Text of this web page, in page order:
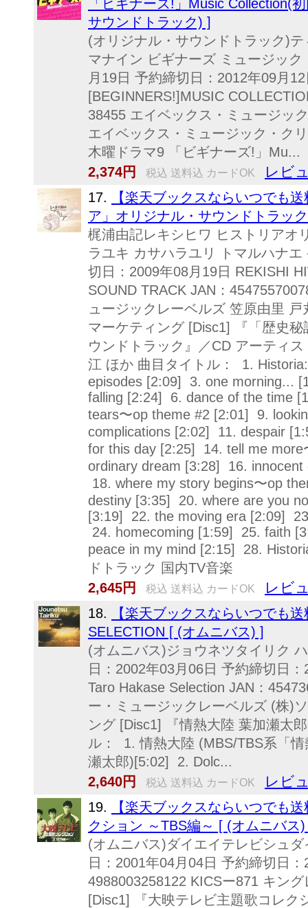
「ビギナーズ!」Music Collection(
サウンドトラック) ]
(オリジナル・サウンドトラック)
マナイン ビギナーズ ミュージッ
月19日 予約締切日：2012年09月
[BEGINNERS!]MUSIC
38455 エイベックス・ミュージッ
エイベックス・ミュージック・ク
木曜ドラマ9 「ビギナーズ!」Mu...
2,374円
税込 送料込 カードOK レビ
17.
【楽天ブックスならいつでも
ア」オリジナル・サウンドトラッ
梶浦由記レキシヒワ ヒストリアオ
ラユキ カサハラユリ トマルハナ
切日：2009年08月19日 REKISHI
SOUND TRACK JAN：
ュージックレーベルズ 笠原由里
マーケティング [Disc1] 『「歴史
ウンドトラック』／CD アーティ
江 ほか 曲目タイトル： 1.
episodes [2:09] 3. one morning...
falling [2:24] 6. dance of the time
tears〜op theme #2 [2:01] 9.
complications [2:02] 11. despair
for this day [2:25] 14. tell me
ordinary dream [3:28] 16.
18. where my story begins〜op
destiny [3:35] 20. where are you
[3:19] 22. the moving era [2:09]
24. homecoming [1:59] 25. faith
peace in my mind [2:15] 28.
ドトラック 国内TV音楽
2,645円
税込 送料込 カードOK レビ
18.
【楽天ブックスならいつでも
SELECTION [ (オムニバス) ]
(オムニバス)ジョウネツタイリク
日：2002年03月06日 予約締切日
Taro Hakase Selection JAN：
ー・ミュージックレーベルズ (株)
ング [Disc1] 『情熱大陸 葉加瀬太
ル： 1. 情熱大陸 (MBS/TBS系「
瀬太郎)[5:02] 2. Dolc...
2,640円
税込 送料込 カードOK レビ
19.
【楽天ブックスならいつでも
クション ～TBS編～ [ (オムニバス
(オムニバス)ダイエイテレビシュ
日：2001年04月04日 予約締切日
4988003258122 KICSー871 キン
[Disc1] 『大映テレビ主題歌コレク